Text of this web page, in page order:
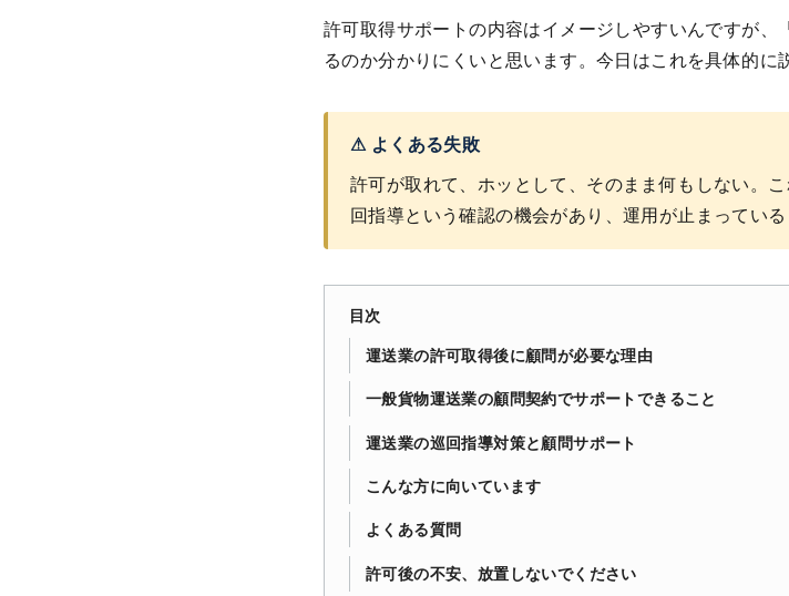
許可取得サポートの内容はイメージしやすいんですが、
るのか分かりにくいと思います。今日はこれを具体的に
⚠ よくある失敗
許可が取れて、ホッとして、そのまま何もしない。
回指導という確認の機会があり、運用が止まってい
目次
運送業の許可取得後に顧問が必要な理由
一般貨物運送業の顧問契約でサポートできること
運送業の巡回指導対策と顧問サポート
こんな方に向いています
よくある質問
許可後の不安、放置しないでください